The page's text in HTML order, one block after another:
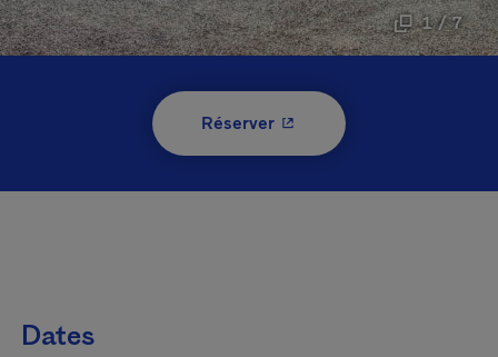
1 / 7
Réserver- Cet hyperlien s'ouvrira
Dates